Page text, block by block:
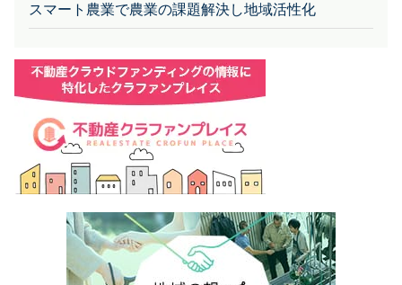
スマート農業で農業の課題解決し地域活性化